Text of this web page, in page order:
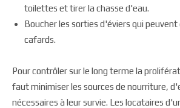
toilettes et tirer la chasse d'eau.
Boucher les sorties d'éviers qui
cafards.
Pour contrôler sur le long terme la
faut minimiser les sources de nourriture,
nécessaires à leur survie. Les locataires